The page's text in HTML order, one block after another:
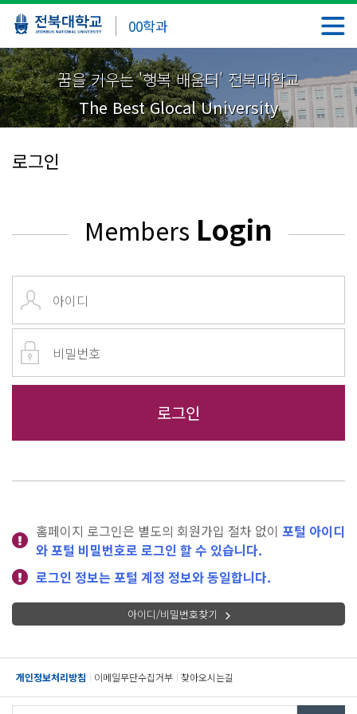
00학과
꿈을 키우는 '행복 배움터' 전북대학교
The Best Glocal University
로그인
Members Login
홈페이지 로그인은 별도의 회원가입 절차 없이 포털 아이디
와 포털 비밀번호로 로그인 할 수 있습니다.
로그인 정보는 포털 계정 정보와 동일합니다.
아이디/비밀번호찾기
개인정보처리방침 이메일무단수집거부 찾아오시는길